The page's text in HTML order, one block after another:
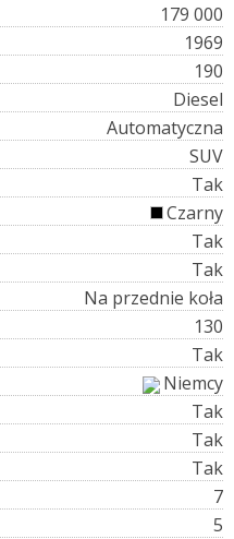
179 000
1969
190
Diesel
Automatyczna
SUV
Tak
Czarny
Tak
Tak
Na przednie koła
130
Tak
Niemcy
Tak
Tak
Tak
7
5